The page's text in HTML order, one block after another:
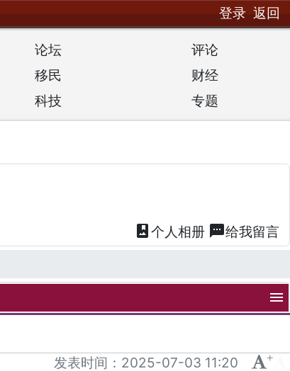
登录 返回
论坛
评论
移民
财经
科技 专题
photo_album 个人相册 textsms给我留言
menu
发表时间： 2025-07-03 11:20 +